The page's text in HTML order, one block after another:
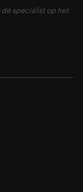
dé specialist op het